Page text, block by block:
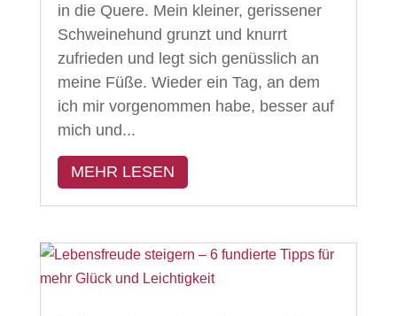
in die Quere. Mein kleiner, gerissener
Schweinehund grunzt und knurrt
zufrieden und legt sich genüsslich an
meine Füße. Wieder ein Tag, an dem
ich mir vorgenommen habe, besser auf
mich und...
MEHR LESEN